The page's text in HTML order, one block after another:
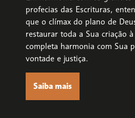
profecias das Escrituras,
que o clímax do plano de
restaurar toda a Sua criação à
completa harmonia com Sua
vontade e justiça.
Saiba mais